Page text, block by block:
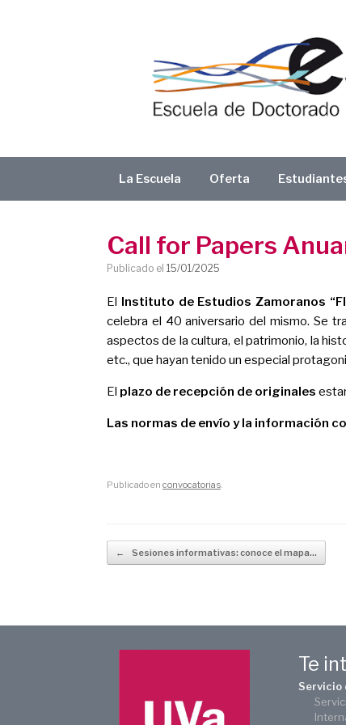
La Escuela Oferta
Call for Papers
Publicado el 15/01/2025
El Instituto de Estudios Zamoranos
celebra el 40 aniversario del mismo. Se
aspectos de la cultura, el patrimonio, la
etc., que hayan tenido un especial
El plazo de recepción de originales
Las normas de envío y la información
Publicado en convocatorias.
Navegador de artículos
← Sesiones informativas: conoce el mapa…
Te
Servicio